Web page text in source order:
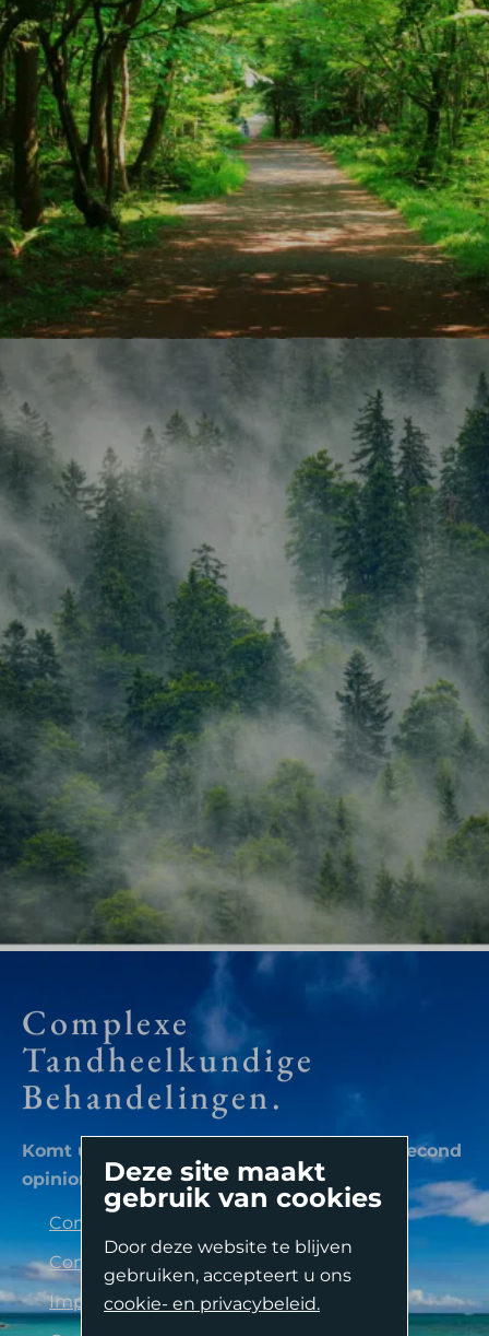
Second Opinion
Oriënterend Gesprek
Complexe
Tandheelkundige
Behandelingen.
Komt uw tandarts er niet uit? Kosteloos second
opinion. Neem contact op voor:
Complexe Endodontologie.
Complexe Parodontologie.
Implantologie .
Komt uw tandarts er niet uit? Kosteloos second
opinion. Neem contact op voor:
Complexe Endodontologie.
Deze site maakt
gebruik van cookies
Door deze website te blijven
gebruiken, accepteert u ons
cookie- en privacybeleid.